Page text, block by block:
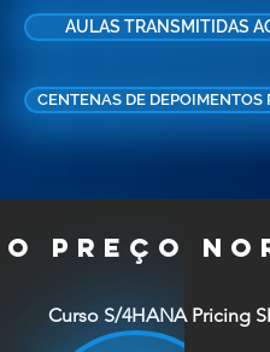
AULAS TRANSMITIDAS
CENTENAS DE DEPOIMENTOS
o preço
Curso S/4HANA Pricing